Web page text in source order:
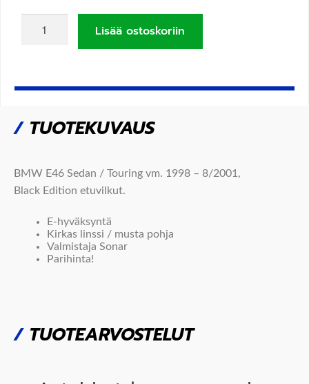
Lisää ostoskoriin
/TUOTEKUVAUS
BMW E46 Sedan / Touring vm. 1998 – 8/2001,
Black Edition etuvilkut.
E-hyväksyntä
Kirkas linssi / musta pohja
Valmistaja Sonar
Parihinta!
/TUOTEARVOSTELUT